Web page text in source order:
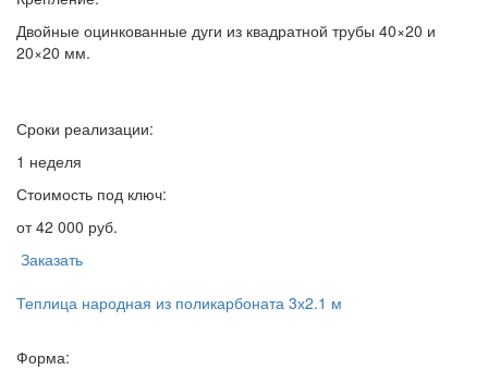
Двойные оцинкованные дуги из квадратной трубы 40×20 и
20×20 мм.
Сроки реализации:
1 неделя
Стоимость под ключ:
от 42 000 руб.
Заказать
Теплица народная из поликарбоната 3х2.1 м
Форма: